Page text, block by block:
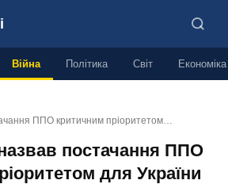
Війна Політика Світ Економіка
ППО критичним пріоритетом…
постачання ППО
для України